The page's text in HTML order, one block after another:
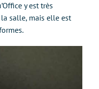
y est très
la salle, mais elle est